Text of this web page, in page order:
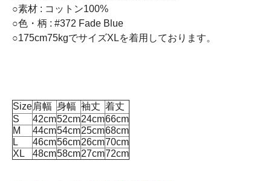
○素材 : コットン100%
○色・柄 : #372 Fade Blue
○175cm75kgでサイズXLを着用しております。
Size肩幅 身幅 袖丈 着丈
S
42cm52cm24cm66cm
M
44cm54cm25cm68cm
L
46cm56cm26cm70cm
XL
48cm58cm27cm72cm